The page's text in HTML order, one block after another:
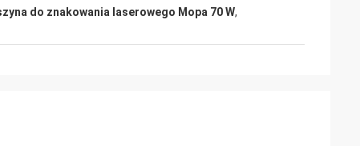
do znakowania laserowego Mopa 70 W,